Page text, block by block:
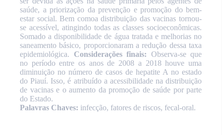
saúde, a priorização da prevenção e promoção do bem-
estar social. Bem comoa distribuição das vacinas tornou-
se acessível, atingindo todas as classes socioeconômicas.
Somado a disponibilidade de água tratada e melhorias no
saneamento básico, proporcionaram a redução dessa taxa
epidemiológica. Considerações finais: Observa-se que
no período entre os anos de 2008 a 2018 houve uma
diminuição no número de casos de hepatite A no estado
do Piauí. Isso, é atribuído a acessibilidade na distribuição
de vacinas e o aumento da promoção de saúde por parte
do Estado.
Palavras Chaves: infecção, fatores de riscos, fecal-oral.